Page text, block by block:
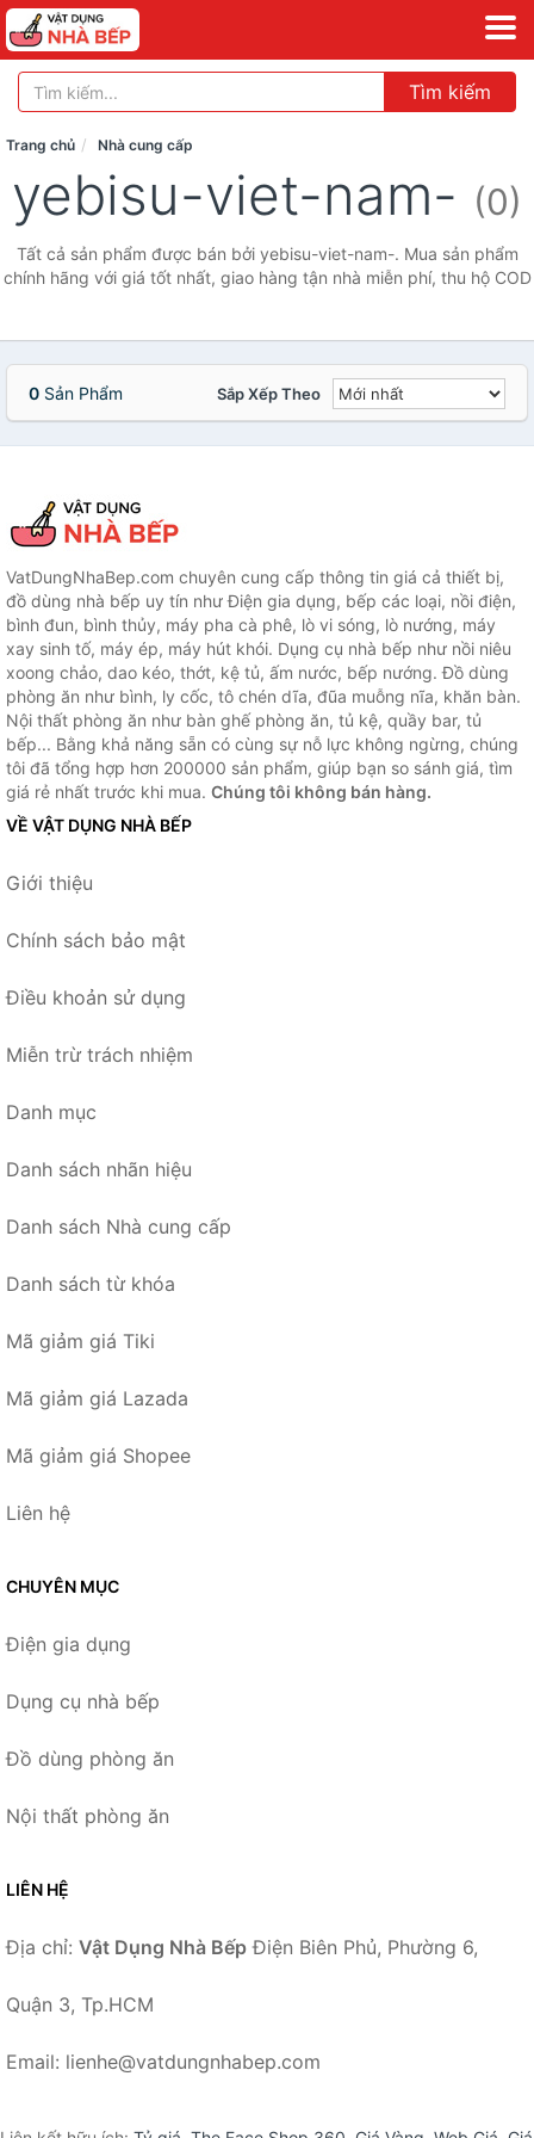
Tìm kiếm
Trang chủ Nhà cung cấp
yebisu-viet-nam- (0)
Tất cả sản phẩm được bán bởi yebisu-viet-nam-. Mua sản phẩm
chính hãng với giá tốt nhất, giao hàng tận nhà miễn phí, thu hộ COD
0 Sản Phẩm Sắp Xếp Theo
VatDungNhaBep.com chuyên cung cấp thông tin giá cả thiết bị,
đồ dùng nhà bếp uy tín như Điện gia dụng, bếp các loại, nồi điện,
bình đun, bình thủy, máy pha cà phê, lò vi sóng, lò nướng, máy
xay sinh tố, máy ép, máy hút khói. Dụng cụ nhà bếp như nồi niêu
xoong chảo, dao kéo, thớt, kệ tủ, ấm nước, bếp nướng. Đồ dùng
phòng ăn như bình, ly cốc, tô chén dĩa, đũa muỗng nĩa, khăn bàn.
Nội thất phòng ăn như bàn ghế phòng ăn, tủ kệ, quầy bar, tủ
bếp... Bằng khả năng sẵn có cùng sự nỗ lực không ngừng, chúng
tôi đã tổng hợp hơn 200000 sản phẩm, giúp bạn so sánh giá, tìm
giá rẻ nhất trước khi mua. Chúng tôi không bán hàng.
VỀ VẬT DỤNG NHÀ BẾP
Giới thiệu
Chính sách bảo mật
Điều khoản sử dụng
Miễn trừ trách nhiệm
Danh mục
Danh sách nhãn hiệu
Danh sách Nhà cung cấp
Danh sách từ khóa
Mã giảm giá Tiki
Mã giảm giá Lazada
Mã giảm giá Shopee
Liên hệ
CHUYÊN MỤC
Điện gia dụng
Dụng cụ nhà bếp
Đồ dùng phòng ăn
Nội thất phòng ăn
LIÊN HỆ
Địa chỉ: Vật Dụng Nhà Bếp Điện Biên Phủ, Phường 6,
Quận 3, Tp.HCM
Email: lienhe@vatdungnhabep.com